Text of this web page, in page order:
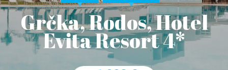
Grčka, Rodos, Hotel
Evita Resort 4*